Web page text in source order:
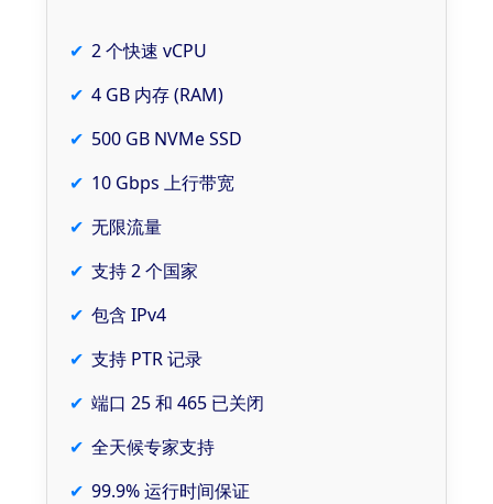
2 个快速 vCPU
4 GB 内存 (RAM)
500 GB NVMe SSD
10 Gbps 上行带宽
无限流量
支持 2 个国家
包含 IPv4
支持 PTR 记录
端口 25 和 465 已关闭
全天候专家支持
99.9% 运行时间保证